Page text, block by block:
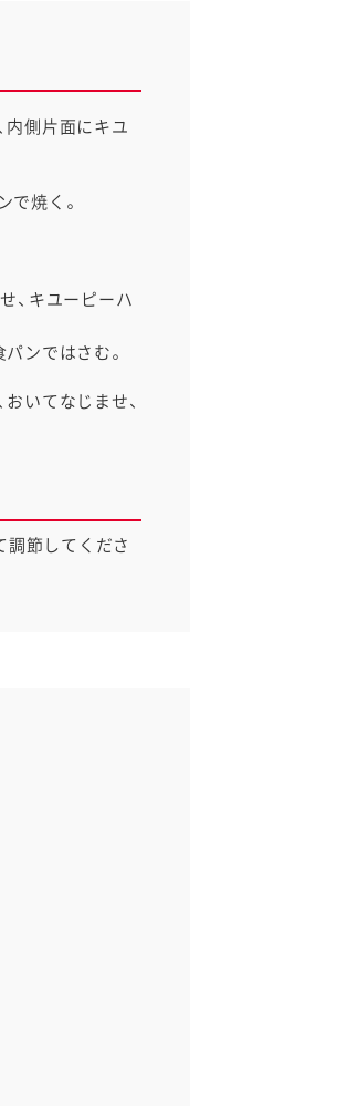
内側片面にキユ
で焼く。
、キユーピーハ
ンではさむ。
いてなじませ、
調節してくださ